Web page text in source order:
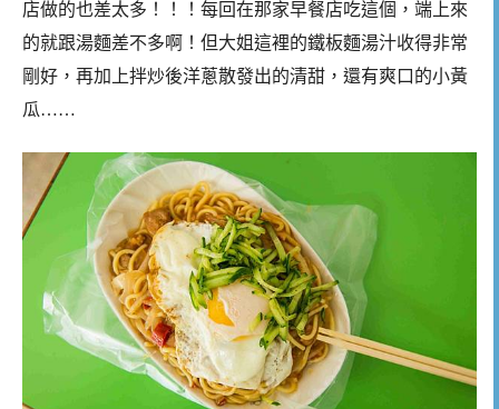
店做的也差太多！！！每回在那家早餐店吃這個，端上來
的就跟湯麵差不多啊！但大姐這裡的鐵板麵湯汁收得非常
剛好，再加上拌炒後洋蔥散發出的清甜，還有爽口的小黃
瓜……